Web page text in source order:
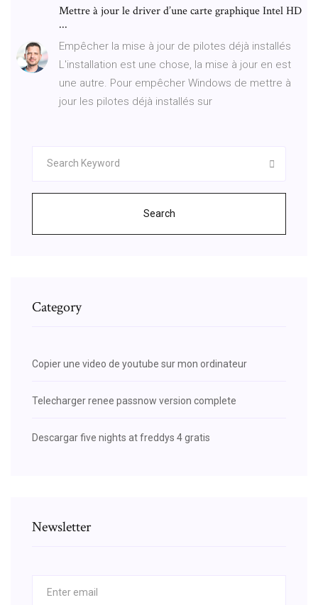
Mettre à jour le driver d’une carte graphique Intel HD
...
Empêcher la mise à jour de pilotes déjà installés
L'installation est une chose, la mise à jour en est
une autre. Pour empêcher Windows de mettre à
jour les pilotes déjà installés sur
Search
Category
Copier une video de youtube sur mon ordinateur
Telecharger renee passnow version complete
Descargar five nights at freddys 4 gratis
Newsletter